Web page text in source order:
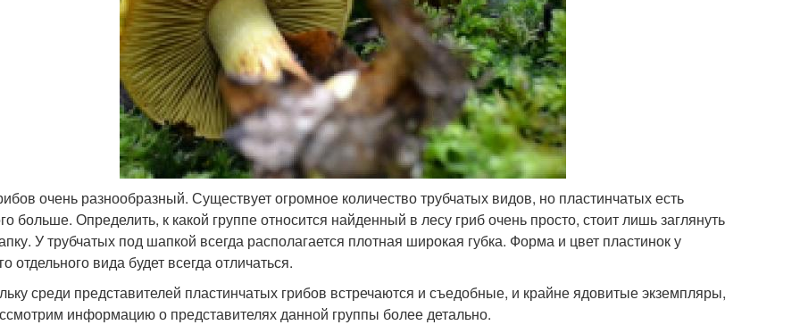
очень разнообразный. Существует огромное количество трубчатых видов, но пластинчатых есть
больше. Определить, к какой группе относится найденный в лесу гриб очень просто, стоит лишь заглянуть
У трубчатых под шапкой всегда располагается плотная широкая губка. Форма и цвет пластинок у
отдельного вида будет всегда отличаться.
среди представителей пластинчатых грибов встречаются и съедобные, и крайне ядовитые экземпляры,
информацию о представителях данной группы более детально.